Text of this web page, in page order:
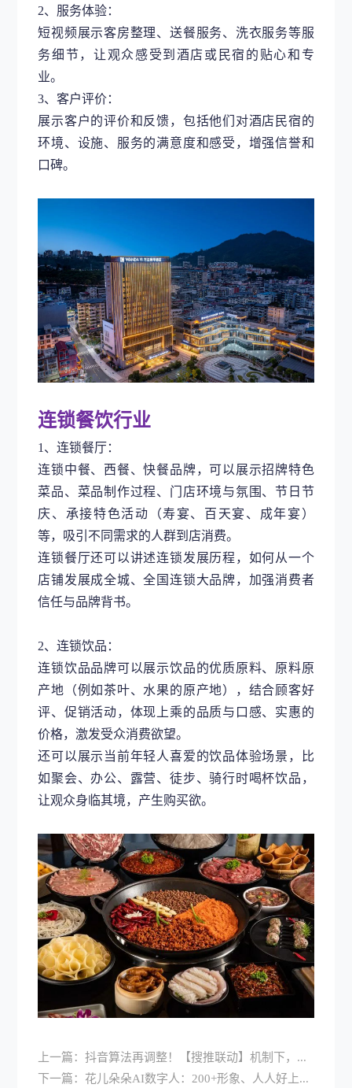
2、服务体验：
短视频展示客房整理、送餐服务、洗衣服务等服
务细节，让观众感受到酒店或民宿的贴心和专
业。
3、客户评价：
展示客户的评价和反馈，包括他们对酒店民宿的
环境、设施、服务的满意度和感受，增强信誉和
口碑。
连锁餐饮行业
1、连锁餐厅：
连锁中餐、西餐、快餐品牌，可以展示招牌特色
菜品、菜品制作过程、门店环境与氛围、节日节
庆、承接特色活动（寿宴、百天宴、成年宴）
等，吸引不同需求的人群到店消费。
连锁餐厅还可以讲述连锁发展历程，如何从一个
店铺发展成全城、全国连锁大品牌，加强消费者
信任与品牌背书。
2、连锁饮品：
连锁饮品品牌可以展示饮品的优质原料、原料原
产地（例如茶叶、水果的原产地），结合顾客好
评、促销活动，体现上乘的品质与口感、实惠的
价格，激发受众消费欲望。
还可以展示当前年轻人喜爱的饮品体验场景，比
如聚会、办公、露营、徒步、骑行时喝杯饮品，
让观众身临其境，产生购买欲。
上一篇：
抖音算法再调整！【搜推联动】机制下，企业如何赚更多精准流量？
下一篇：
花儿朵朵AI数字人：200+形象、人人好上手、1:1定制超级分身！